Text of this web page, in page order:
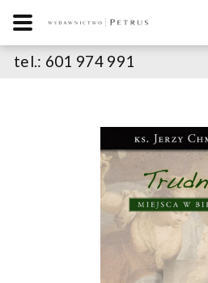
tel.: 601 974 991